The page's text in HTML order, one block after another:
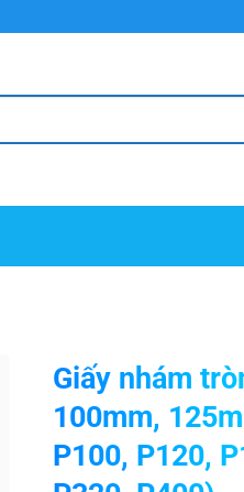
Giấy nhám
100mm,
P100, P120,